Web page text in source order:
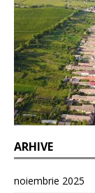
ARHIVE
noiembrie 2025